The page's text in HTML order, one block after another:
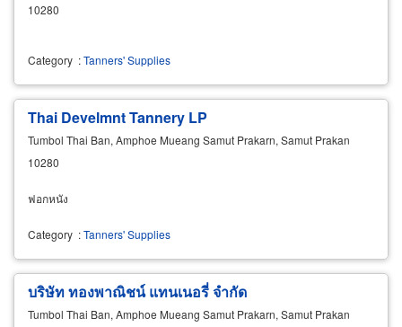
10280
Category :Tanners' Supplies
Thai Develmnt Tannery LP
Tumbol Thai Ban, Amphoe Mueang Samut Prakarn, Samut Prakan
10280
ฟอกหนัง
Category :Tanners' Supplies
บริษัท ทองพาณิชน์ แทนเนอรี่ จำกัด
Tumbol Thai Ban, Amphoe Mueang Samut Prakarn, Samut Prakan